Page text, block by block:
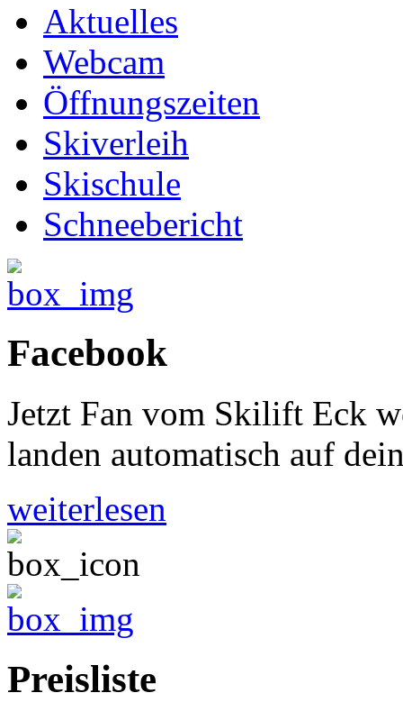
Aktuelles
Webcam
Öffnungszeiten
Skiverleih
Skischule
Schneebericht
Facebook
Jetzt Fan vom Skilift Eck
landen automatisch auf
weiterlesen
Preisliste